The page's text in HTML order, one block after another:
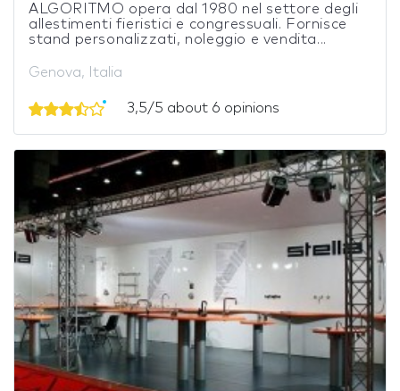
ALGORITMO opera dal 1980 nel settore degli
allestimenti fieristici e congressuali. Fornisce
stand personalizzati, noleggio e vendita...
Genova, Italia
3,5/5 about 6 opinions